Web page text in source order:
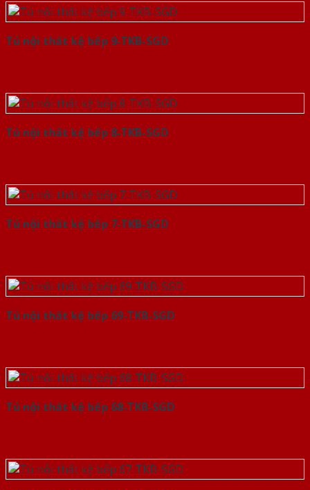
Tủ nội thất kệ bếp 9-TKB-SGD
Tủ nội thất kệ bếp 8-TKB-SGD
Tủ nội thất kệ bếp 7-TKB-SGD
Tủ nội thất kệ bếp 69-TKB-SGD
Tủ nội thất kệ bếp 68-TKB-SGD